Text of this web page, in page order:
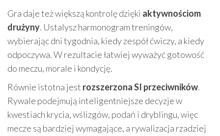
Gra daje też większą kontrolę dzięki aktywnościom
drużyny. Ustalysz harmonogram treningów,
wybierając dni tygodnia, kiedy zespół ćwiczy, a kiedy
odpoczywa. W rezultacie łatwiej wyważyć gotowość
do meczu, morale i kondycję.
Równie istotna jest rozszerzona SI przeciwników.
Rywale podejmują inteligentniejsze decyzje w
kwestiach krycia, wślizgów, podań i dryblingu, więc
mecze są bardziej wymagające, a rywalizacja rzadziej